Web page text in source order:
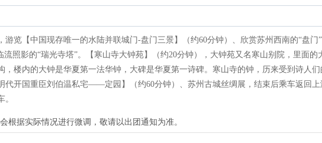
游览【中国现存唯一的水陆并联城门-盘门三景】（约60分钟）、欣赏苏州西南的“盘门
流照影的“瑞光寺塔”。【寒山寺大钟苑】（约20分钟），大钟苑又名寒山别院，里面的
，楼内的大钟是华夏第一法华钟，大碑是华夏第一诗碑。寒山寺的钟，历来受到诗人
代开国重臣刘伯温私宅——定园】（约60分钟）、苏州古城丝绸展，结束后乘车返回上
根据实际情况进行微调，敬请以出团通知为准。